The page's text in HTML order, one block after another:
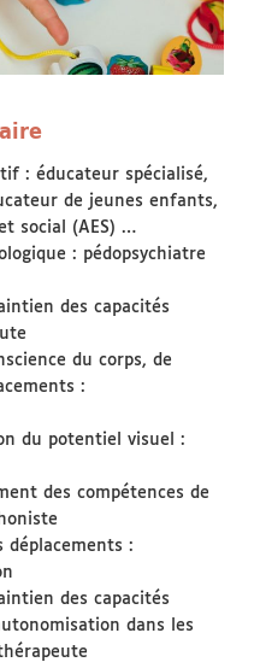
: éducateur spécialisé,
de jeunes enfants,
social (AES) …
: pédopsychiatre
des capacités
du corps, de
:
du potentiel visuel :
des compétences de
déplacements :
des capacités
dans les